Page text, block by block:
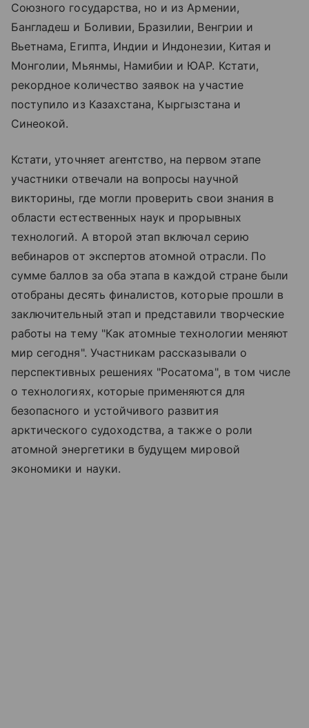
Союзного государства, но и из Армении,
Бангладеш и Боливии, Бразилии, Венгрии и
Вьетнама, Египта, Индии и Индонезии, Китая и
Монголии, Мьянмы, Намибии и ЮАР. Кстати,
рекордное количество заявок на участие
поступило из Казахстана, Кыргызстана и
Синеокой.
Кстати, уточняет агентство, на первом этапе
участники отвечали на вопросы научной
викторины, где могли проверить свои знания в
области естественных наук и прорывных
технологий. А второй этап включал серию
вебинаров от экспертов атомной отрасли. По
сумме баллов за оба этапа в каждой стране были
отобраны десять финалистов, которые прошли в
заключительный этап и представили творческие
работы на тему "Как атомные технологии меняют
мир сегодня". Участникам рассказывали о
перспективных решениях "Росатома", в том числе
о технологиях, которые применяются для
безопасного и устойчивого развития
арктического судоходства, а также о роли
атомной энергетики в будущем мировой
экономики и науки.